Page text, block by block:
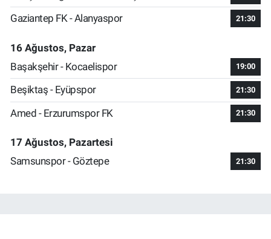
Gaziantep FK - Alanyaspor 21:30
16 Ağustos, Pazar
Başakşehir - Kocaelispor
19:00
Beşiktaş - Eyüpspor 21:30
Amed - Erzurumspor FK 21:30
17 Ağustos, Pazartesi
Samsunspor - Göztepe
21:30